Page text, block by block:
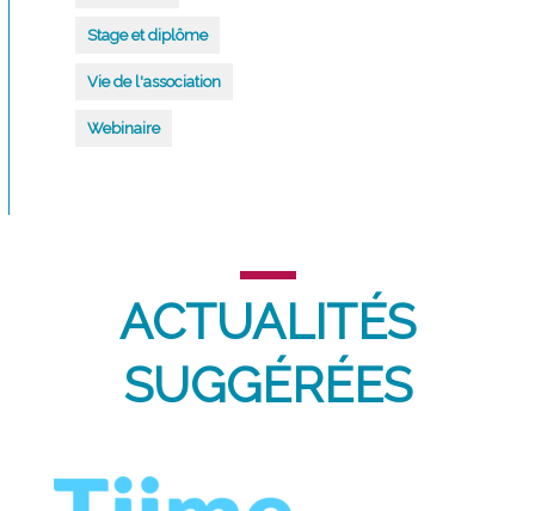
Stage et diplôme
Vie de l'association
Webinaire
ACTUALITÉS
SUGGÉRÉES